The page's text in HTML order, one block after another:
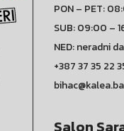
PON – PET:
SUB: 09:00 –
NED: neradni
+387 37 35 22
bihac@kalea.ba
Salon